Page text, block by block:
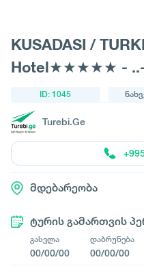
KUSADASI /
Hotel★★★★★ -
ID: 1045
Turebi.Ge
მდებარეობა
ტურის გამართვის
გასვლა
00/00/00
დაბრუნება
00/00/00